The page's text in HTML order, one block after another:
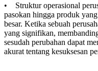
• Struktur operasional
pasokan hingga produk
besar. Ketika sebuah
yang signifikan,
sesudah perubahan dapat
akurat tentang kesuksesan